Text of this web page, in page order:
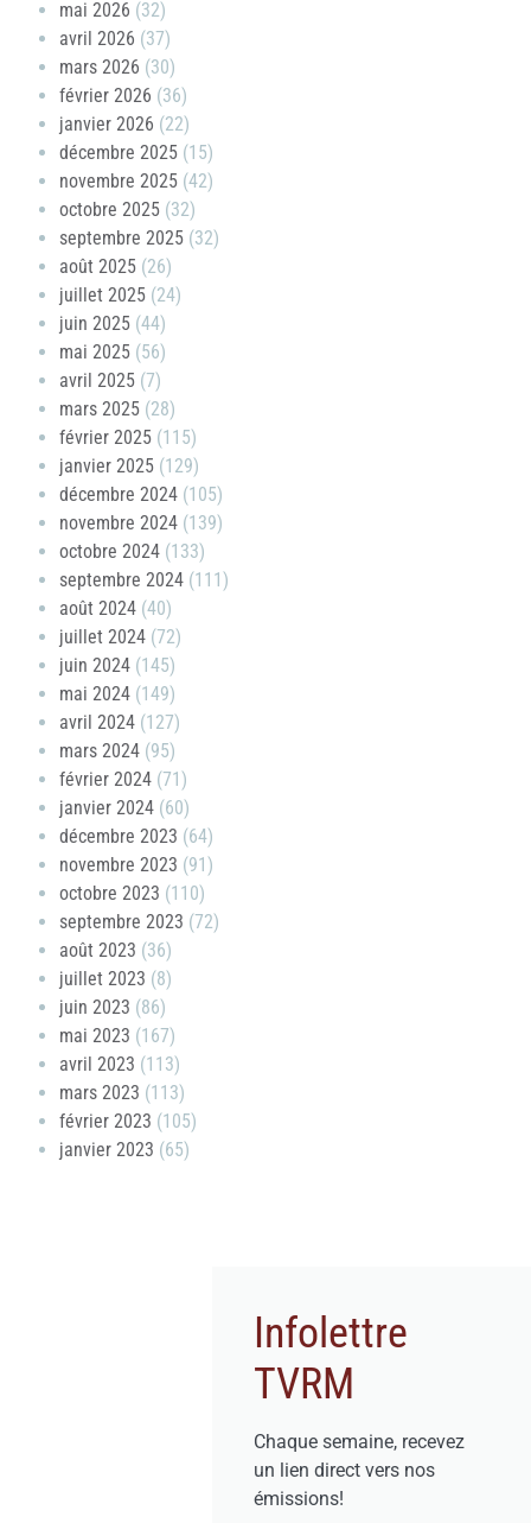
mai 2026 (32)
avril 2026 (37)
mars 2026 (30)
février 2026 (36)
janvier 2026 (22)
décembre 2025 (15)
novembre 2025 (42)
octobre 2025 (32)
septembre 2025 (32)
août 2025 (26)
juillet 2025 (24)
juin 2025 (44)
mai 2025 (56)
avril 2025 (7)
mars 2025 (28)
février 2025 (115)
janvier 2025 (129)
décembre 2024 (105)
novembre 2024 (139)
octobre 2024 (133)
septembre 2024 (111)
août 2024 (40)
juillet 2024 (72)
juin 2024 (145)
mai 2024 (149)
avril 2024 (127)
mars 2024 (95)
février 2024 (71)
janvier 2024 (60)
décembre 2023 (64)
novembre 2023 (91)
octobre 2023 (110)
septembre 2023 (72)
août 2023 (36)
juillet 2023 (8)
juin 2023 (86)
mai 2023 (167)
avril 2023 (113)
mars 2023 (113)
février 2023 (105)
janvier 2023 (65)
Infolettre
TVRM
Chaque semaine, recevez
un lien direct vers nos
émissions!